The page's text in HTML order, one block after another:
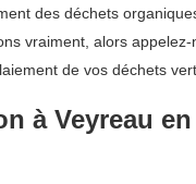
des déchets
vraiment, alors
de vos déchets
à Veyreau